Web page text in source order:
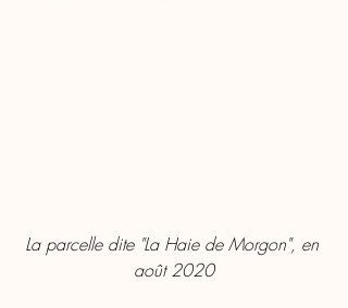
La parcelle dite "La Haie de Morgon", en
août 2020